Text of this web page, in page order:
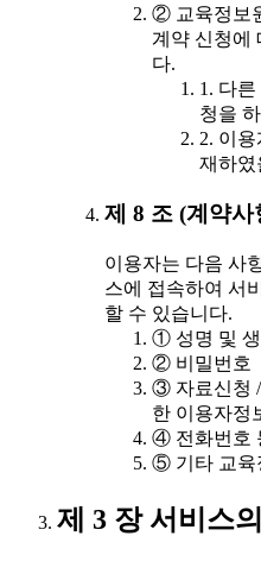
② 교육정보
계약 신청에
다.
1. 다
청을
2. 이
재하였
제 8 조 (계약사
이용자는 다음 사
스에 접속하여 서
할 수 있습니다.
① 성명 및 생
② 비밀번호
③ 자료신청 /
한 이용자정
④ 전화번호
⑤ 기타 교육
제 3 장 서비스